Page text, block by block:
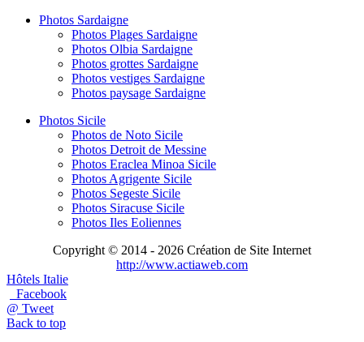
Photos Sardaigne
Photos Plages Sardaigne
Photos Olbia Sardaigne
Photos grottes Sardaigne
Photos vestiges Sardaigne
Photos paysage Sardaigne
Photos Sicile
Photos de Noto Sicile
Photos Detroit de Messine
Photos Eraclea Minoa Sicile
Photos Agrigente Sicile
Photos Segeste Sicile
Photos Siracuse Sicile
Photos Iles Eoliennes
Copyright © 2014 - 2026 Création de Site Internet
http://www.actiaweb.com
Hôtels Italie
Facebook
@ Tweet
Back to top